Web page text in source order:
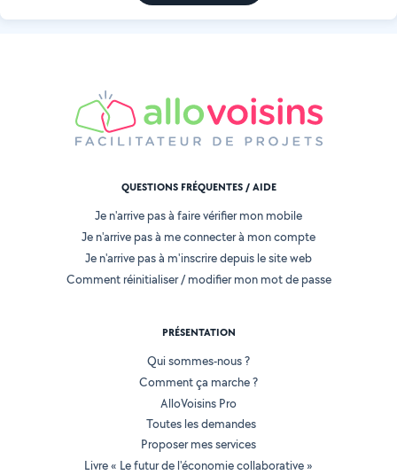
QUESTIONS FRÉQUENTES / AIDE
Je n'arrive pas à faire vérifier mon mobile
Je n'arrive pas à me connecter à mon compte
Je n'arrive pas à m'inscrire depuis le site web
Comment réinitialiser / modifier mon mot de passe
PRÉSENTATION
Qui sommes-nous ?
Comment ça marche ?
AlloVoisins Pro
Toutes les demandes
Proposer mes services
Livre « Le futur de l'économie collaborative »